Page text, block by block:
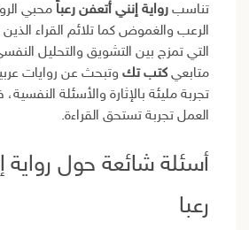
تناسب رواية إنني أتعفن رعباً محبي
الرعب والغموض كما تلائم القراء
التي تمزج بين التشويق والتحليل
متابعي كتب تك وتبحث عن روايات
تجربة مليئة بالإثارة والأسئلة
العمل تجربة تستحق القراءة.
أسئلة شائعة حول رواية
رعبا